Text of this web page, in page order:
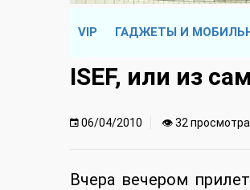
VIP ГАДЖЕТЫ И
ISEF, или из
06/04/2010 👁 32 просмотра
Вчера вечером